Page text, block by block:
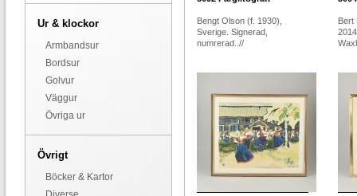
Ur & klockor
Armbandsur
Bordsur
Golvur
Väggur
Övriga ur
Övrigt
Böcker & Kartor
Bengt Olson (f. 1930),
Sverige. Signerad,
numrerad..//
Bert